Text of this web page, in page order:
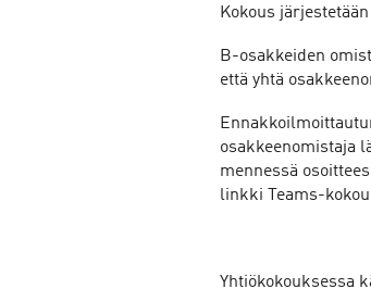
Kokous
B-osakkeiden
että yhtä
osakkeenomistaja
mennessä
linkki Teams-
Yhtiökokouksessa